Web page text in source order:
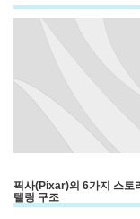
픽사(Pixar)의 6가지 스토
텔링 구조